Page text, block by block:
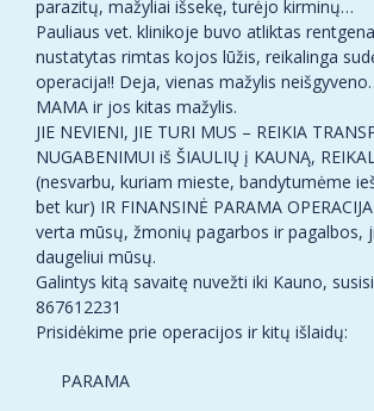
parazitų, mažyliai išsekę, turėjo kirminų…
Pauliaus vet. klinikoje buvo atliktas
nustatytas rimtas kojos lūžis, reikalinga
operacija!! Deja, vienas mažylis
MAMA ir jos kitas mažylis.
JIE NEVIENI, JIE TURI MUS – REIKIA
NUGABENIMUI iš ŠIAULIŲ į KAUNĄ,
(nesvarbu, kuriam mieste, bandytumėme
bet kur) IR FINANSINĖ PARAMA
verta mūsų, žmonių pagarbos ir pagalbos,
daugeliui mūsų.
Galintys kitą savaitę nuvežti iki Kauno,
867612231
Prisidėkime prie operacijos ir kitų išlaidų:
PARAMA